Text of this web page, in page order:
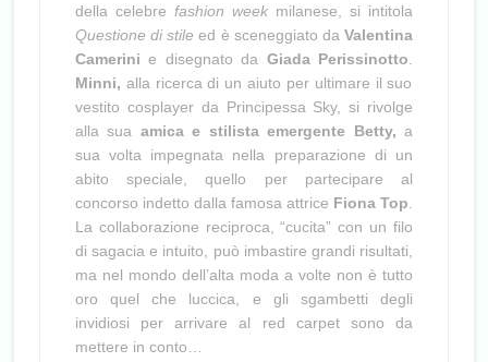
della celebre fashion week milanese, si intitola
Questione di stile ed è sceneggiato daValentina
Camerini e disegnato da Giada Perissinotto
Minni, alla ricerca di un aiuto per ultimare il suo
vestito cosplayer da Principessa Sky, si rivolge
alla sua amica e stilista emergente Betty, a
sua volta impegnata nella preparazione di un
abito speciale, quello per partecipare al
concorso indetto dalla famosa attrice Fiona Top
La collaborazione reciproca, “cucita” con un filo
di sagacia e intuito, può imbastire grandi risultati,
ma nel mondo dell’alta moda a volte non è tutto
oro quel che luccica, e gli sgambetti degli
invidiosi per arrivare al red carpet sono da
mettere in conto…